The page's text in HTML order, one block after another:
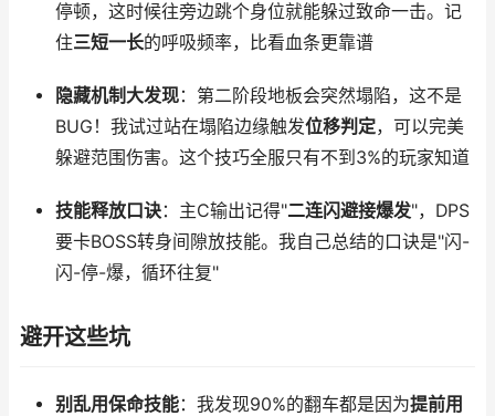
停顿，这时候往旁边跳个身位就能躲过致命一击。记
住三短一长的呼吸频率，比看血条更靠谱
隐藏机制大发现：第二阶段地板会突然塌陷，这不是
BUG！我试过站在塌陷边缘触发位移判定，可以完美
躲避范围伤害。这个技巧全服只有不到3%的玩家知道
技能释放口诀：主C输出记得"二连闪避接爆发"，DPS
要卡BOSS转身间隙放技能。我自己总结的口诀是"闪-
闪-停-爆，循环往复"
避开这些坑
别乱用保命技能：我发现90%的翻车都是因为提前用